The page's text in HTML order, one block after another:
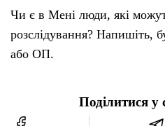
Чи є в Мені люди, які
розслідування? Напишіть,
або ОП.
Поділитися у